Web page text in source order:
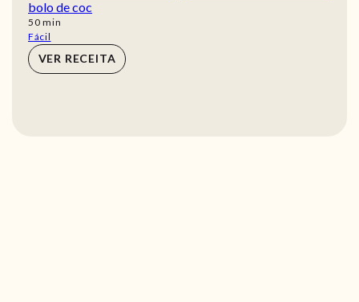
bolo de coc
50min
min
Fácil
VER RECEITA